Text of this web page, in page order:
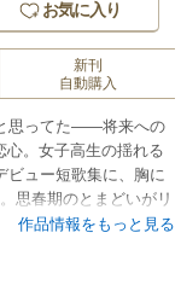
お気に入り
新刊
自動購入
思ってた――将来への
心。女子高生の揺れる
ビュー短歌集に、胸に
思春期のとまどいがリ
らめく言葉がぎっしり
作品情報をもっと見る